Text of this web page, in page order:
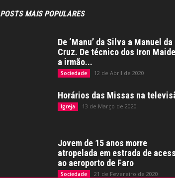
POSTS MAIS POPULARES
De ‘Manu’ da Silva a Manuel da
Cruz. De técnico dos Iron
a irmão...
Sociedade 12 de Abril de 2020
Horários das Missas na
Igreja 13 de Março de 2020
Jovem de 15 anos morre
atropelada em estrada de
ao aeroporto de Faro
Sociedade 21 de Fevereiro de 2020